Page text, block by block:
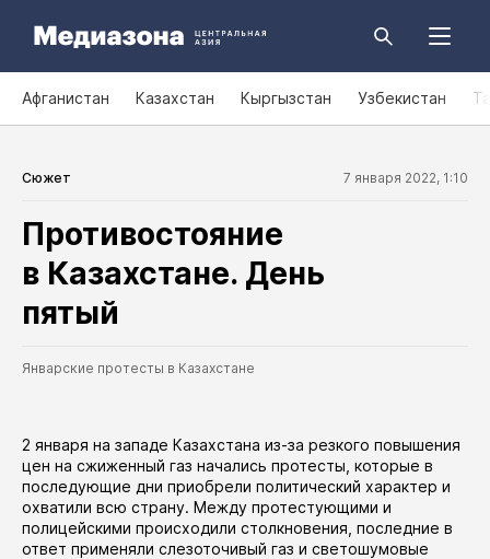
Афганистан Казахстан Кыргызстан Узбекистан
Сюжет 7 января 2022, 1:10
Противостояние
в Казахстане. День
пятый
Январские протесты в Казахстане
2 января на западе Казахстана из-за резкого повышения
цен на сжиженный газ начались протесты, которые в
последующие дни приобрели политический характер и
охватили всю страну. Между протестующими и
полицейскими происходили столкновения, последние в
ответ применяли слезоточивый газ и светошумовые